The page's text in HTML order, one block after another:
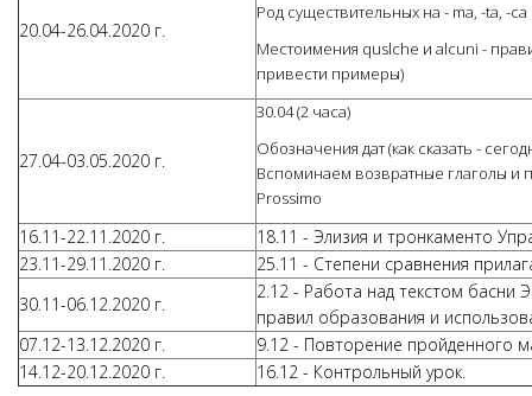
20.04-26.04.2020 г.
Род существительных на - ma, -ta, -ca
Местоимения quslche и alcuni -
привести примеры)
27.04-03.05.2020 г.
30.04 (2 часа)
Обозначения дат (как сказать -
Вспоминаем возвратные глаголы и
Prossimo
16.11-22.11.2020 г.
18.11 - Элизия и тронкаменто
23.11-29.11.2020 г.
25.11 - Степени сравнения
30.11-06.12.2020 г.
2.12 - Работа над текстом басни
правил образования и
07.12-13.12.2020 г.
9.12 - Повторение пройденного
14.12-20.12.2020 г.
16.12 - Контрольный урок.